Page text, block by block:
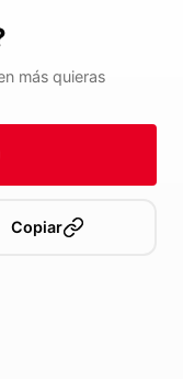
más quieras
Copiar